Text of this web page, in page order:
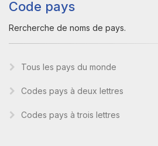
Code pays
Rercherche de noms de pays.
Tous les pays du monde
Codes pays à deux lettres
Codes pays à trois lettres